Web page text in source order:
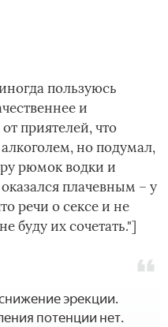
пользуюсь
и
приятелей, что
алкоголем, но подумал,
рюмок водки и
плачевным – у
речи о сексе и не
буду их сочетать."]
эрекции.
потенции нет.